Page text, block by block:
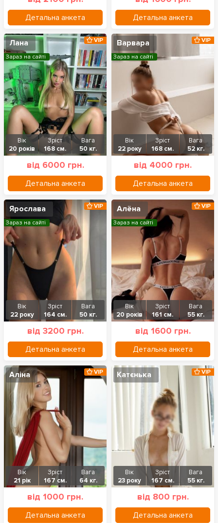
Детальна анкета Детальна анкета
Лана
Вік
20 років
Зріст
168 см.
Вага
50 кг.
від 6000 грн.
Детальна анкета
VIP
Зараз на сайті
Варвара
Вік
22 року
Зріст
168 см.
Вага
52 кг.
від 4000 грн.
Детальна анкета
VIP
Зараз на сайті
Ярослава
Вік
22 року
Зріст
164 см.
Вага
50 кг.
від 3200 грн.
Детальна анкета
VIP
Зараз на сайті
Алёна
Вік
20 років
Зріст
161 см.
Вага
55 кг.
від 1600 грн.
Детальна анкета
VIP
Зараз на сайті
Аліна
Вік
21 рік
Зріст
167 см.
Вага
64 кг.
від 1000 грн.
Детальна анкета
VIP Катєнька
Вік
23 року
Зріст
167 см.
Вага
55 кг.
від 800 грн.
Детальна анкета
VIP